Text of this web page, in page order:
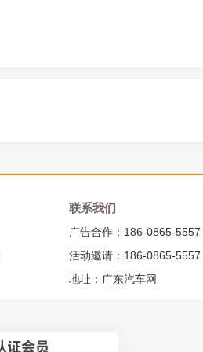
联系我们
广告合作：186-0865-5557
活动邀请：186-0865-5557
地址：广东汽车网